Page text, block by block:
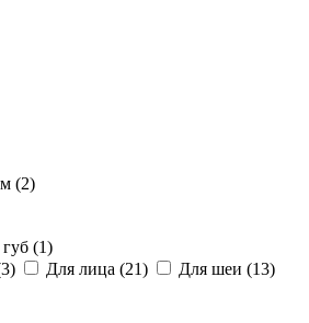
(2)
(1)
3) Для лица (21) Для шеи (13)